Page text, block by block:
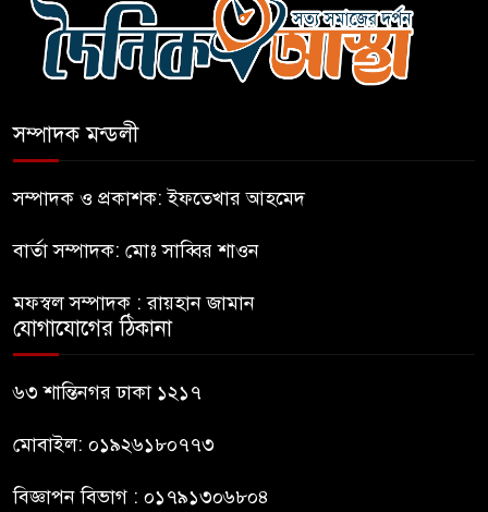
সুযোগ দেওয়ায় ঢাকার ক্ষোভ
জুলাই গণঅভ্যুত্থান দিবসের
ফের জকসু নেতার ওপর হামলা
সাকিব আল হাসানের বাড়িতে বোমা
সম্পাদক মন্ডলী
সম্পাদক ও প্রকাশক: ইফতেখার আহমেদ
বার্তা সম্পাদক: মোঃ সাব্বির শাওন
মফস্বল সম্পাদক : রায়হান জামান
যোগাযোগের ঠিকানা
৬৩ শান্তিনগর ঢাকা ১২১৭
মোবাইল: ০১৯২৬১৮০৭৭৩
বিজ্ঞাপন বিভাগ : ০১৭৯১৩০৬৮০৪